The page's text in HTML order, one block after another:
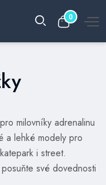
0
milovníky adrenalinu
a lehké modely pro
i street.
své dovednosti